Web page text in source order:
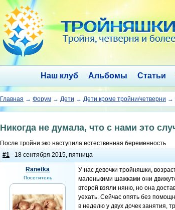
Наш клуб Альбомы Статьи
Главная → Форум → Дети → Дети кроме тройни/четверни →
Никогда не думала, что с нами это
После тройни эко наступила естественная беременность
#1 - 18 сентября 2015, пятница
Ranetka
Посетитель
У нас девочки тройняшки,
маленькими шажками они
второй взяли няню, но она
уехать. Сейчас опять без
в неделю у двух дочек занятия,